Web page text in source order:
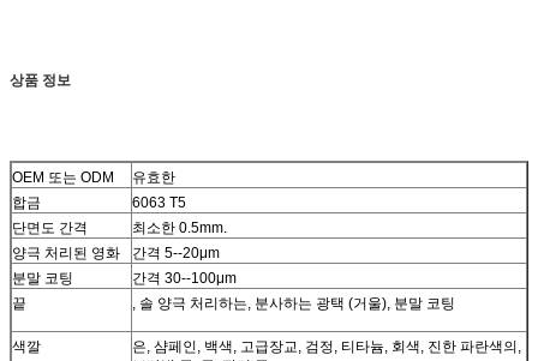
상품 정보
OEM 또는 ODM
유효한
합금
6063 T5
단면도 간격
최소한 0.5mm.
양극 처리된 영화
간격 5--20μm
분말 코팅
간격 30--100μm
끝
, 솔 양극 처리하는, 분사하는 광택 (거울), 분말 코팅
색깔
은, 샴페인, 백색, 고급장교, 검정, 티타늄, 회색, 진한 파란색의,